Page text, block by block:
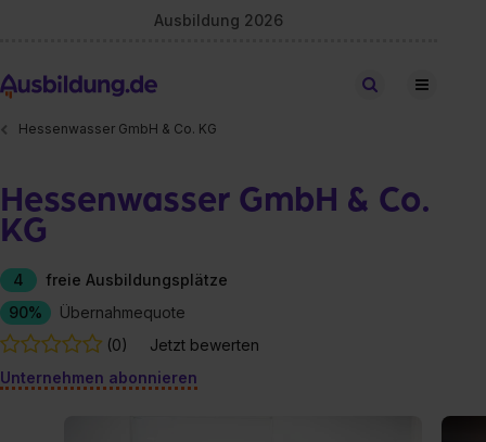
Ausbildung 2026
Stellen finden
Hessenwasser GmbH & Co. KG
Hessenwasser GmbH & Co.
KG
4
freie Ausbildungsplätze
90%
Übernahmequote
(0)
Jetzt bewerten
Unternehmen abonnieren